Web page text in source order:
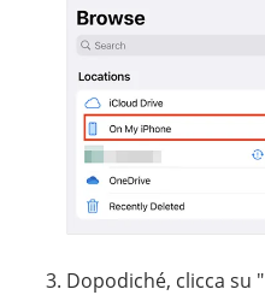
Dopodiché, clicca su "